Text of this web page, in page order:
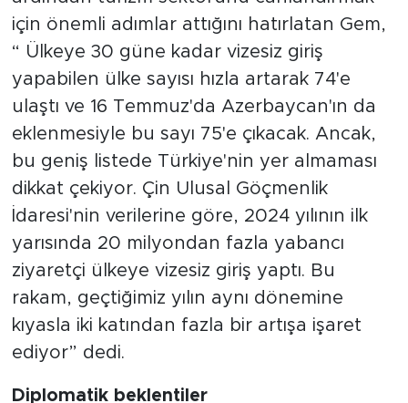
için önemli adımlar attığını hatırlatan Gem,
“ Ülkeye 30 güne kadar vizesiz giriş
yapabilen ülke sayısı hızla artarak 74'e
ulaştı ve 16 Temmuz'da Azerbaycan'ın da
eklenmesiyle bu sayı 75'e çıkacak. Ancak,
bu geniş listede Türkiye'nin yer almaması
dikkat çekiyor. Çin Ulusal Göçmenlik
İdaresi'nin verilerine göre, 2024 yılının ilk
yarısında 20 milyondan fazla yabancı
ziyaretçi ülkeye vizesiz giriş yaptı. Bu
rakam, geçtiğimiz yılın aynı dönemine
kıyasla iki katından fazla bir artışa işaret
ediyor” dedi.
Diplomatik beklentiler